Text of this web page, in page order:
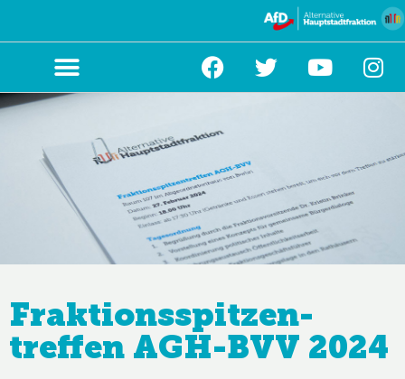
springen
Fraktions­spitzen­
treffen AGH-BVV 2024